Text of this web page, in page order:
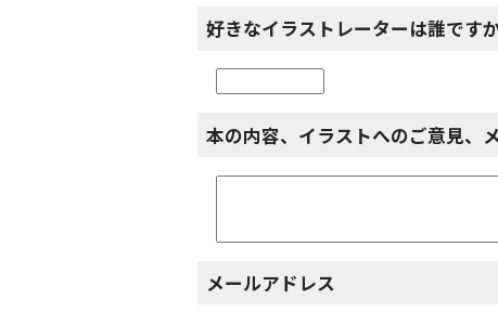
好きなイラストレーターは誰です
本の内容、イラストへのご意見、
メールアドレス